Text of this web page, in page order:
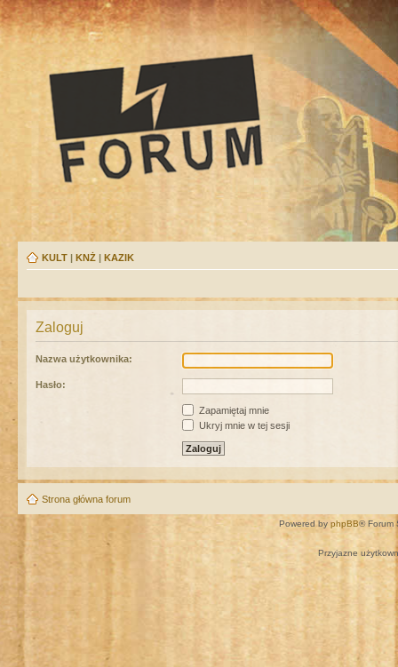
KULT | KNŻ | KAZIK
Zaloguj
Nazwa użytkownika:
Hasło:
Zapamiętaj mnie
Ukryj mnie w tej sesji
Strona główna forum
Powered by phpBB® Forum
Przyjazne